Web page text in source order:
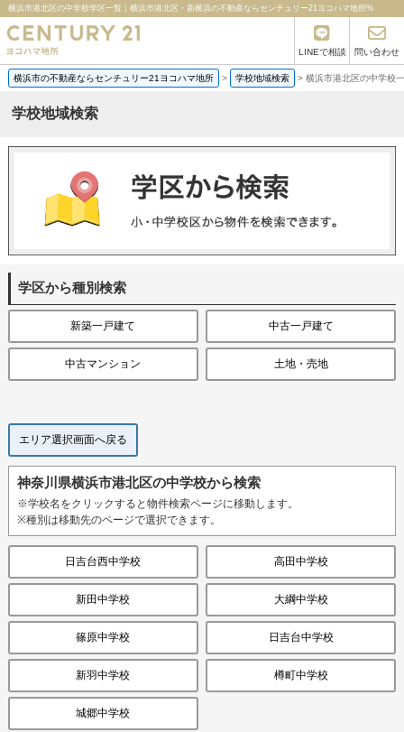
横浜市港北区の中学校学区一覧｜横浜市港北区・新横浜の不動産ならセンチュリー21ヨコハマ地所%
LINEで相談 問い合わせ
横浜市の不動産ならセンチュリー21ヨコハマ地所 > 学校地域検索 > 横浜市港北区の中学校
学校地域検索
学区から種別検索
新築一戸建て 中古一戸建て
中古マンション 土地・売地
エリア選択画面へ戻る
神奈川県横浜市港北区の中学校から検索
※学校名をクリックすると物件検索ページに移動します。
※種別は移動先のページで選択できます。
日吉台西中学校 高田中学校
新田中学校 大綱中学校
篠原中学校 日吉台中学校
新羽中学校 樽町中学校
城郷中学校